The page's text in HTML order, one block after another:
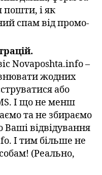
пошти, і як
спам від промо-
Novaposhta.info –
жодних
або
І що не менш
та не збираємо
Ваші відвідування
І тим більше не
(Реально,